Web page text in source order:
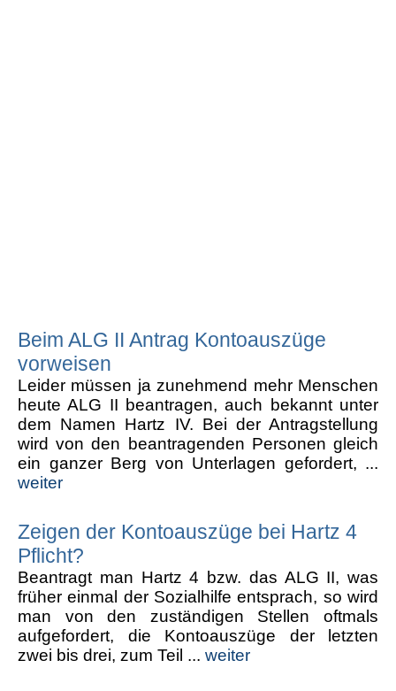
Beim ALG II Antrag Kontoauszüge
vorweisen
Leider müssen ja zunehmend mehr Menschen
heute ALG II beantragen, auch bekannt unter
dem Namen Hartz IV. Bei der Antragstellung
wird von den beantragenden Personen gleich
ein ganzer Berg von Unterlagen gefordert, ...
weiter
Zeigen der Kontoauszüge bei Hartz 4
Pflicht?
Beantragt man Hartz 4 bzw. das ALG II, was
früher einmal der Sozialhilfe entsprach, so wird
man von den zuständigen Stellen oftmals
aufgefordert, die Kontoauszüge der letzten
zwei bis drei, zum Teil ... weiter